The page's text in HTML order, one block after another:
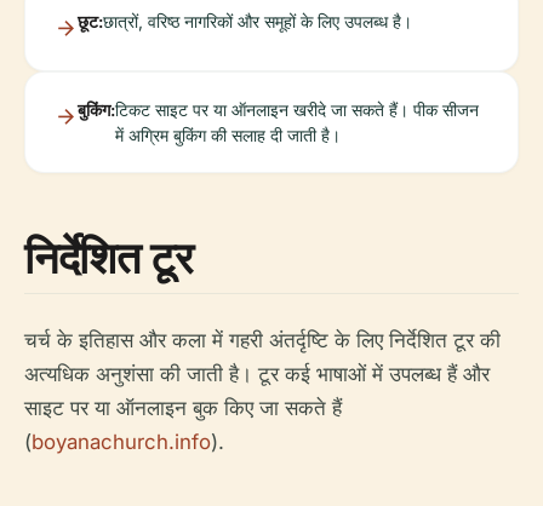
छूट:छात्रों, वरिष्ठ नागरिकों और समूहों के लिए उपलब्ध है।
बुकिंग:टिकट साइट पर या ऑनलाइन खरीदे जा सकते हैं। पीक सीजन
में अग्रिम बुकिंग की सलाह दी जाती है।
निर्देशित टूर
चर्च के इतिहास और कला में गहरी अंतर्दृष्टि के लिए निर्देशित टूर की
अत्यधिक अनुशंसा की जाती है। टूर कई भाषाओं में उपलब्ध हैं और
साइट पर या ऑनलाइन बुक किए जा सकते हैं
(boyanachurch.info).